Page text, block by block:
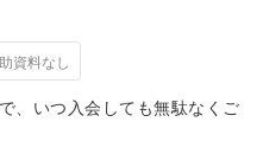
資料なし
、いつ入会しても無駄なくご